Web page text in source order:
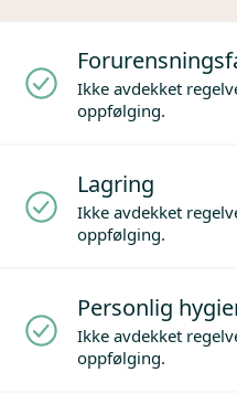
Ikke avdekket
oppfølging.
Lagring
Ikke avdekket
oppfølging.
Personlig
Ikke avdekket
oppfølging.